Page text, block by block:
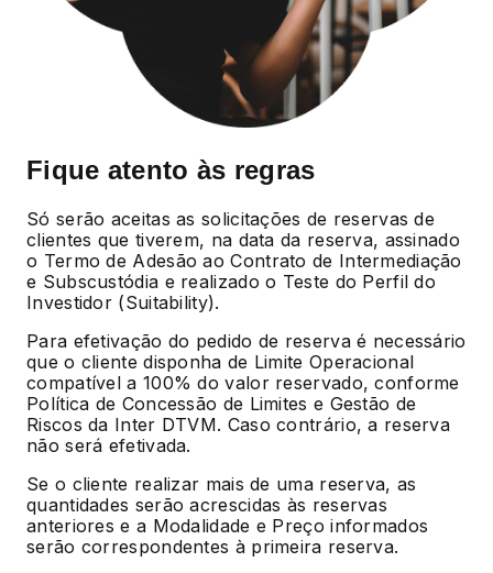
Fique atento às regras
Só serão aceitas as solicitações de reservas de
clientes que tiverem, na data da reserva, assinado
o Termo de Adesão ao Contrato de Intermediação
e Subscustódia e realizado o Teste do Perfil do
Investidor (Suitability).
Para efetivação do pedido de reserva é necessário
que o cliente disponha de Limite Operacional
compatível a 100% do valor reservado, conforme
Política de Concessão de Limites e Gestão de
Riscos da Inter DTVM. Caso contrário, a reserva
não será efetivada.
Se o cliente realizar mais de uma reserva, as
quantidades serão acrescidas às reservas
anteriores e a Modalidade e Preço informados
serão correspondentes à primeira reserva.